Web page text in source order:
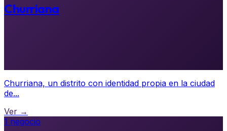
Churriana
Churriana, un distrito con identidad propia en la ciudad
de...
Ver →
1 negocio